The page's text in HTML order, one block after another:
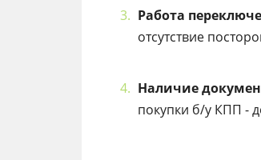
Работа
отсутствие
Наличие
покупки б/у КПП -